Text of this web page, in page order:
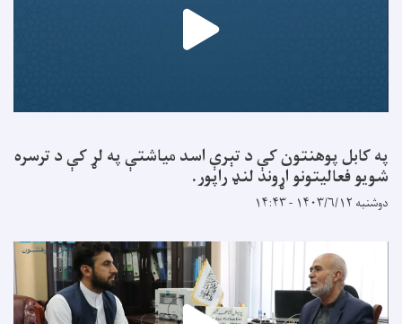
په کابل پوهنتون کې د تېرې اسد میاشتې په لړ کې د ترسره
شویو فعالیتونو اړوند لنډ راپور.
دوشنبه ۱۴۰۳/۶/۱۲ - ۱۴:۴۳